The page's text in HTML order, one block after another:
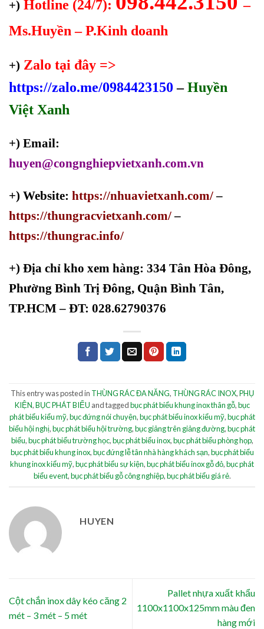
+) Hotline (24/7):
–
Ms.Huyền – P.Kinh doanh
+) Zalo tại đây =>
https://zalo.me/0984423150 –Huyền
Việt Xanh
+) Email:
huyen@congnghiepvietxanh.com.vn
+) Website: https://nhuavietxanh.com/–
https://thungracvietxanh.com/ –
https://thungrac.info/
+) Địa chỉ kho xem hàng: 334 Tân Hòa Đông,
Phường Bình Trị Đông, Quận Bình Tân,
TP.HCM – ĐT: 028.62790376
This entry was posted in THÙNG RÁC ĐA NĂNG, THÙNG RÁC INOX,PHỤ
KIỆN,BỤC PHÁT BIỂU and taggedbục phát biểu khung inox thân gỗ,bục
phát biểu kiểu mỹ,bục đứng nói chuyện,bục phát biểu inox kiểu mỹ,bục phát
biểu hội nghị,bục phát biểu hội trường,bục giảng trên giảng đường,bục phát
biểu,bục phát biểu trường học,bục phát biểu inox,bục phát biểu phòng họp,
bục phát biểu khung inox,bục đứng lễ tân nhà hàng khách sạn,bục phát biểu
khung inox kiểu mỹ,bục phát biểu sự kiện,bục phát biểu inox gỗ đỏ,bục phát
biểu event,bục phát biểu gỗ công nghiệp,bục phát biểu giá rẻ.
HUYEN
Cột chắn inox dây kéo căng 2
mét – 3 mét – 5 mét
Pallet nhựa xuất khẩu
1100x1100x125mm màu đen
hàng mới